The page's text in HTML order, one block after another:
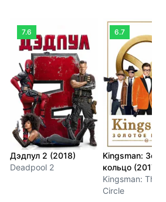
7.6
Дэдпул 2 (2018)
Deadpool 2
6.7
Kingsman:
кольцо (2017)
Kingsman: The
Circle